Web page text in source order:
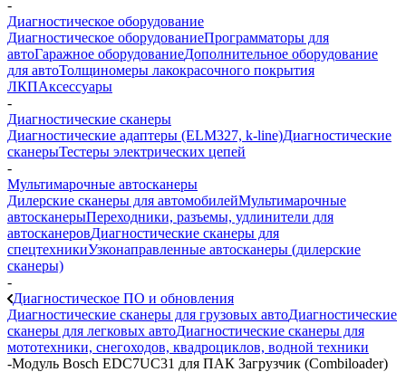
-
Диагностическое оборудование
Диагностическое оборудованиеПрограмматоры для
автоГаражное оборудованиеДополнительное оборудование
для автоТолщиномеры лакокрасочного покрытия
ЛКПАксессуары
-
Диагностические сканеры
Диагностические адаптеры (ELM327, k-line)Диагностические
сканерыТестеры электрических цепей
-
Мультимарочные автосканеры
Дилерские сканеры для автомобилейМультимарочные
автосканерыПереходники, разъемы, удлинители для
автосканеровДиагностические сканеры для
спецтехникиУзконаправленные автосканеры (дилерские
сканеры)
-
Диагностическое ПО и обновления
Диагностические сканеры для грузовых автоДиагностические
сканеры для легковых автоДиагностические сканеры для
мототехники, снегоходов, квадроциклов, водной техники
-Модуль Bosch EDC7UC31 для ПАК Загрузчик (Combiloader)